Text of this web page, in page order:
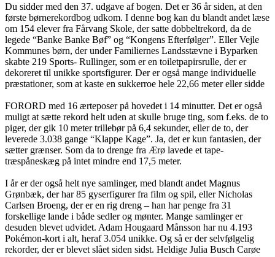
Du sidder med den 37. udgave af bogen. Det er 36 år siden, at den
første børnerekordbog udkom. I denne bog kan du blandt andet læse
om 154 elever fra Fårvang Skole, der satte dobbeltrekord, da de
legede “Banke Banke Bøf” og “Kongens Efterfølger”. Eller Vejle
Kommunes børn, der under Familiernes Landsstævne i Byparken
skabte 219 Sports- Rullinger, som er en toiletpapirsrulle, der er
dekoreret til unikke sportsfigurer. Der er også mange individuelle
præstationer, som at kaste en sukkerroe hele 22,66 meter eller sidde
FORORD med 16 ærteposer på hovedet i 14 minutter. Det er også
muligt at sætte rekord helt uden at skulle bruge ting, som f.eks. de to
piger, der gik 10 meter trillebør på 6,4 sekunder, eller de to, der
leverede 3.038 gange “Klappe Kage”. Ja, det er kun fantasien, der
sætter grænser. Som da to drenge fra Ærø lavede et tape-
træspåneskæg på intet mindre end 17,5 meter.
I år er der også helt nye samlinger, med blandt andet Magnus
Grønbæk, der har 85 gyserfigurer fra film og spil, eller Nicholas
Carlsen Broeng, der er en rig dreng – han har penge fra 31
forskellige lande i både sedler og mønter. Mange samlinger er
desuden blevet udvidet. Adam Hougaard Månsson har nu 4.193
Pokémon-kort i alt, heraf 3.054 unikke. Og så er der selvfølgelig
rekorder, der er blevet slået siden sidst. Heldige Julia Busch Carøe